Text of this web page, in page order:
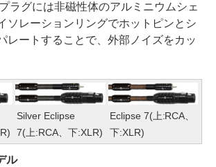
ラグには非磁性体のアルミニウムシェ
ソレーションリングでホットピンとシ
レートすることで、外部ノイズをカッ
Silver Eclipse
7(上:RCA、下:XLR)
Eclipse 7(上:RCA、
下:XLR)
ル